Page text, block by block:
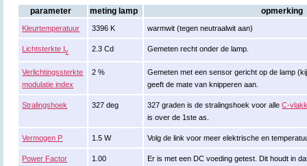
parameter meting lamp opmerking
Kleurtemperatuur 3396 K warmwit (tegen neutraalwit aan)
Lichtsterkte Iv 2.3 Cd Gemeten recht onder de lamp.
Verlichtingssterkte
modulatie index
2 %
Gemeten met een sensor gericht op de lamp
geeft de mate van knipperen aan.
Stralingshoek 327 deg 327 graden is de stralingshoek voor alleC-
is over de 1ste as.
Vermogen P 1.5 W Volg de link voor meer elektrische en
Power Factor 1.00
Er is met een DC voeding getest. Dit houdt in